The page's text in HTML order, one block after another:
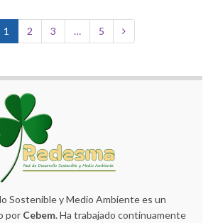
1 2 3 … 5
Sostenible y Medio Ambiente es un
por Cebem. Ha trabajado continuamente